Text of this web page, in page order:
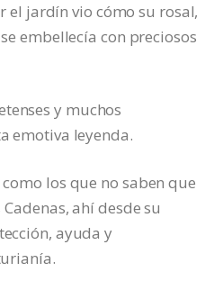
el jardín vio cómo su rosal,
embellecía con preciosos
y muchos
emotiva leyenda.
los que no saben que
ahí desde su
ayuda y